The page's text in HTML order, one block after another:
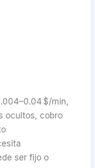
$/min,
ocultos, cobro
ser fijo o